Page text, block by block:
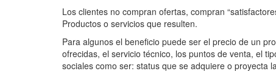
Los clientes no compran ofertas, compran
Productos o servicios que resulten.
Para algunos el beneficio puede ser el precio de un
ofrecidas, el servicio técnico, los puntos de venta, el
sociales como ser: status que se adquiere o proyecta